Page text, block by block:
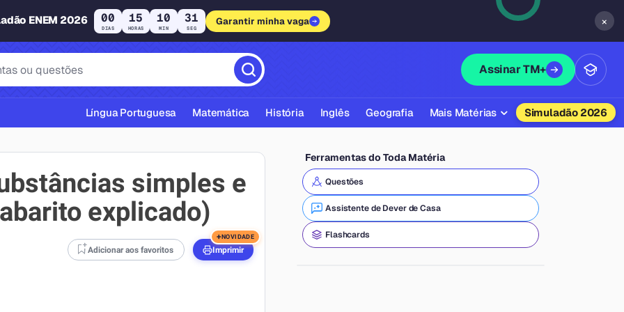
ENEM 2026 00
DIAS
15
HORAS
10
MIN
31
SEG
Garantir minha vaga ×
Assinar TM+
ABNT
Língua Portuguesa Matemática História Inglês Geografia Mais Matérias
Química
Física
Filosofia
Simuladão 2026
simples e
explicado)
Adicionar aos favoritos Imprimir
+NOVIDADE
Ferramentas do Toda Matéria
Questões
Assistente de Dever de Casa
Flashcards